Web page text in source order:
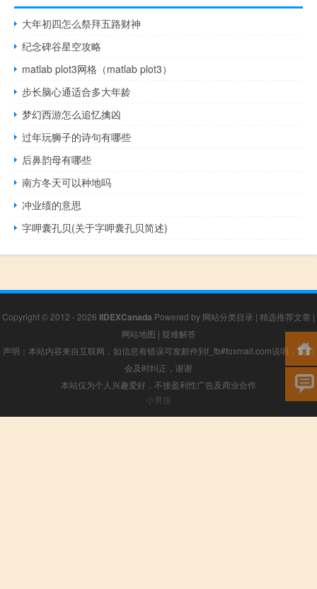
大年初四怎么祭拜五路财神
纪念碑谷星空攻略
matlab plot3网格（matlab plot3）
步长脑心通适合多大年龄
梦幻西游怎么追忆擒凶
过年玩狮子的诗句有哪些
后鼻韵母有哪些
南方冬天可以种地吗
冲业绩的意思
字呷囊孔贝(关于字呷囊孔贝简述)
Copyright © 2012 - 2026 IIDEXCanada Powered by 网站分类目录 | 精选推荐文章 |
网站地图 | 疑难解答
声明：本站内容来自互联网，如信息有错误可发邮件到f_fb#foxmail.com说明，我们
会及时纠正，谢谢
本站仅为个人兴趣爱好，不接盈利性广告及商业合作
小男孩